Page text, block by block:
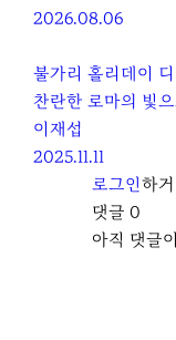
2026.08.06
불가리 홀리데이
찬란한 로마의 빛
이재섭
2025.11.11
로그인하
댓글 0
아직 댓글